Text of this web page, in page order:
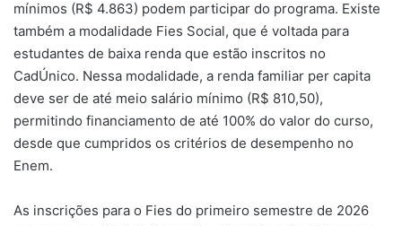
mínimos (R$ 4.863) podem participar do programa. Existe
também a modalidade Fies Social, que é voltada para
estudantes de baixa renda que estão inscritos no
CadÚnico. Nessa modalidade, a renda familiar per capita
deve ser de até meio salário mínimo (R$ 810,50),
permitindo financiamento de até 100% do valor do curso,
desde que cumpridos os critérios de desempenho no
Enem.
As inscrições para o Fies do primeiro semestre de 2026